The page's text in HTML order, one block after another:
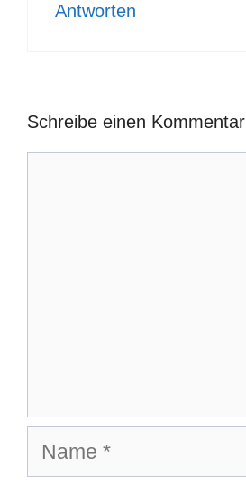
Antworten
Schreibe einen Kommentar
Name